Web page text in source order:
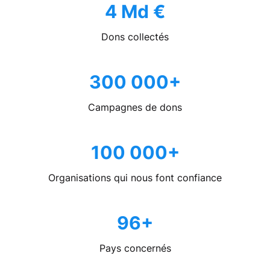
4 Md €
Dons collectés
300 000+
Campagnes de dons
100 000+
Organisations qui nous font confiance
96+
Pays concernés